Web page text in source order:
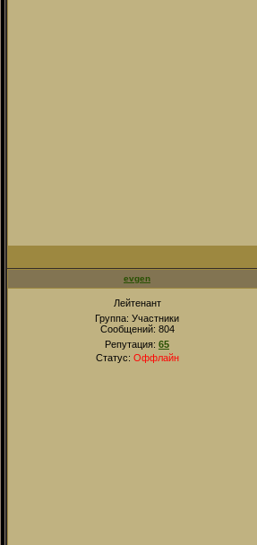
evgen
Лейтенант
Группа: Участники
Сообщений: 804
Репутация: 65
Статус: Оффлайн